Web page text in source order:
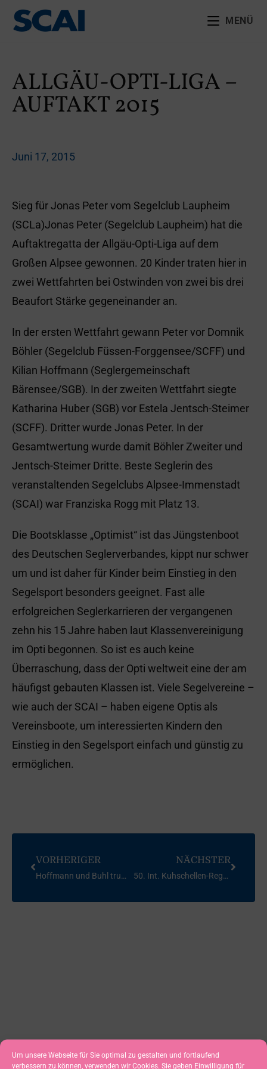
Um unsere Webseite für Sie optimal zu gestalten und fortlaufend
verbessern zu können, verwenden wir Cookies. Sie geben Einwilligung für
MENÜ
ALLGÄU-OPTI-LIGA –
AUFTAKT 2015
Juni 17, 2015
Sieg für Jonas Peter vom Segelclub Laupheim
(SCLa)Jonas Peter (Segelclub Laupheim) hat die
Auftaktregatta der Allgäu-Opti-Liga auf dem
Großen Alpsee gewonnen. 20 Kinder traten hier in
zwei Wettfahrten bei Ostwinden von zwei bis drei
Beaufort Stärke gegeneinander an.
In der ersten Wettfahrt gewann Peter vor Domnik
Böhler (Segelclub Füssen-Forggensee/SCFF) und
Kilian Hoffmann (Seglergemeinschaft
Bärensee/SGB). In der zweiten Wettfahrt siegte
Katharina Huber (SGB) vor Estela Jentsch-Steimer
(SCFF). Dritter wurde Jonas Peter. In der
Gesamtwertung wurde damit Böhler Zweiter und
Jentsch-Steimer Dritte. Beste Seglerin des
veranstaltenden Segelclubs Alpsee-Immenstadt
(SCAI) war Franziska Rogg mit Platz 13.
Die Bootsklasse „Optimist“ ist das Jüngstenboot
des Deutschen Seglerverbandes, kippt nur schwer
um und ist daher für Kinder beim Einstieg in den
Segelsport besonders geeignet. Fast alle
erfolgreichen Seglerkarrieren der vergangenen
zehn his 15 Jahre haben laut Klassenvereinigung
im Opti begonnen. So ist es auch keine
Überraschung, dass der Opti weltweit eine der am
häufigst gebauten Klassen ist. Viele Segelvereine –
wie auch der SCAI – haben eigene Optis als
Vereinsboote, um interessierten Kindern den
Einstieg in den Segelsport einfach und günstig zu
ermöglichen.
VORHERIGER
Hoffmann und Buhl trumpfen in Kiel auf
NÄCHSTER
50. Int. Kuhschellen-Regatta Korsar – 2015